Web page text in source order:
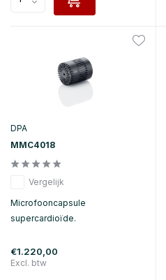
DPA
MMC4018
Vergelijk
Microfooncapsule
supercardioïde.
€1.220,00
Excl. btw